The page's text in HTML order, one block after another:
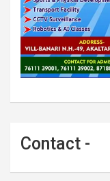
Contact -